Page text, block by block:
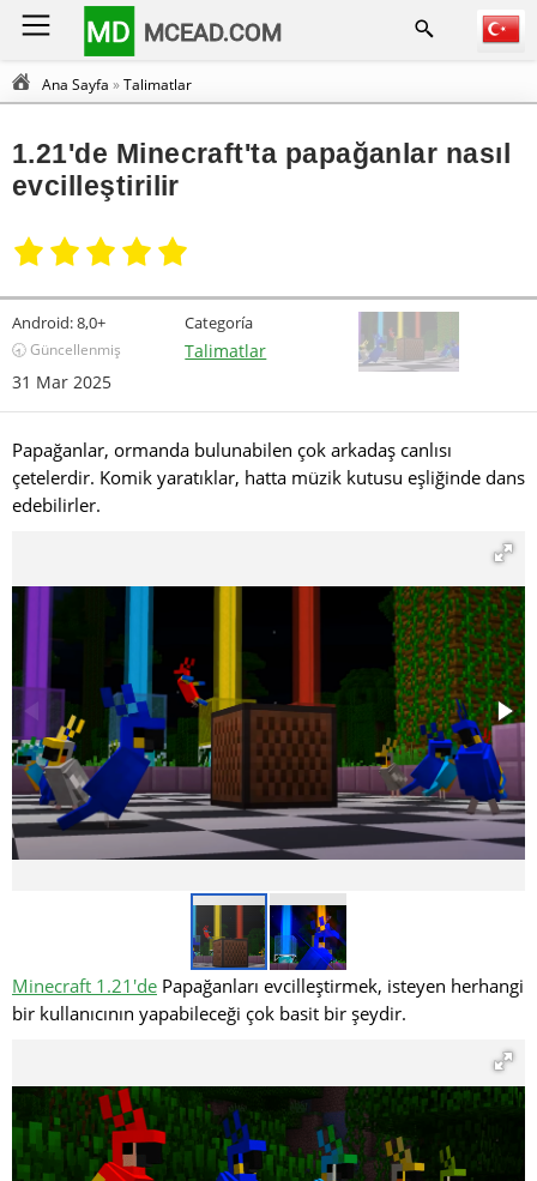
MD MCEAD.COM
Ana Sayfa »Talimatlar
1.21'de Minecraft'ta papağanlar nasıl
evcilleştirilir
Android:8,0+
🕣 Güncellenmiş
31 Mar 2025
Categoría
Talimatlar
Papağanlar, ormanda bulunabilen çok arkadaş canlısı
çetelerdir. Komik yaratıklar, hatta müzik kutusu eşliğinde dans
edebilirler.
Minecraft 1.21'de Papağanları evcilleştirmek, isteyen herhangi
bir kullanıcının yapabileceği çok basit bir şeydir.